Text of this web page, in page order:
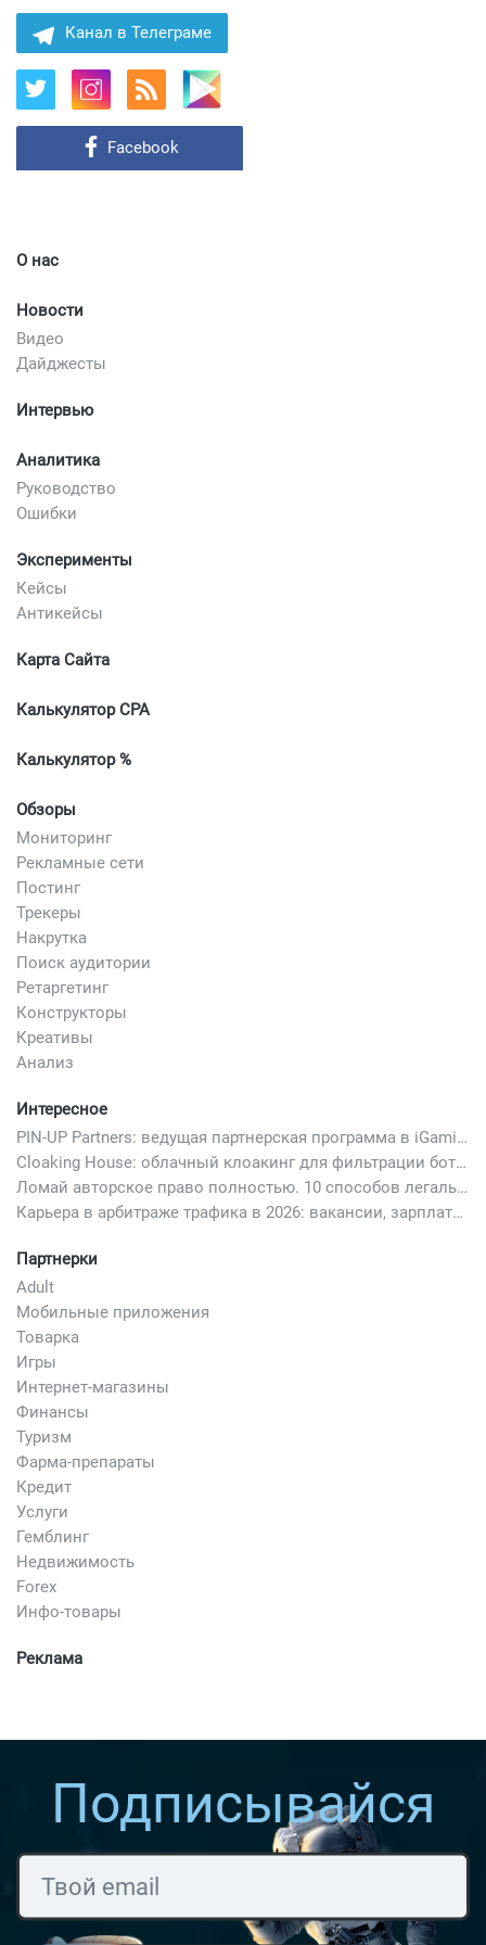
Канал в Телеграме
О нас
Новости
Видео
Дайджесты
Интервью
Аналитика
Руководство
Ошибки
Эксперименты
Кейсы
Антикейсы
Карта Сайта
Калькулятор CPA
Калькулятор %
Обзоры
Мониторинг
Рекламные сети
Постинг
Трекеры
Накрутка
Поиск аудитории
Ретаргетинг
Конструкторы
Креативы
Анализ
Интересное
PIN-UP Partners: ведущая партнерская программа в iGaming
Cloaking House: облачный клоакинг для фильтрации ботов FB и Google Ads — гайд PHP-интеграции 2026
Ломай авторское право полностью. 10 способов легально добавить любимый трек в свой креатив
Карьера в арбитраже трафика в 2026: вакансии, зарплаты и как начать
Партнерки
Adult
Мобильные приложения
Товарка
Игры
Интернет-магазины
Финансы
Туризм
Фарма-препараты
Кредит
Услуги
Гемблинг
Недвижимость
Forex
Инфо-товары
Реклама
Facebook
Подписывайся